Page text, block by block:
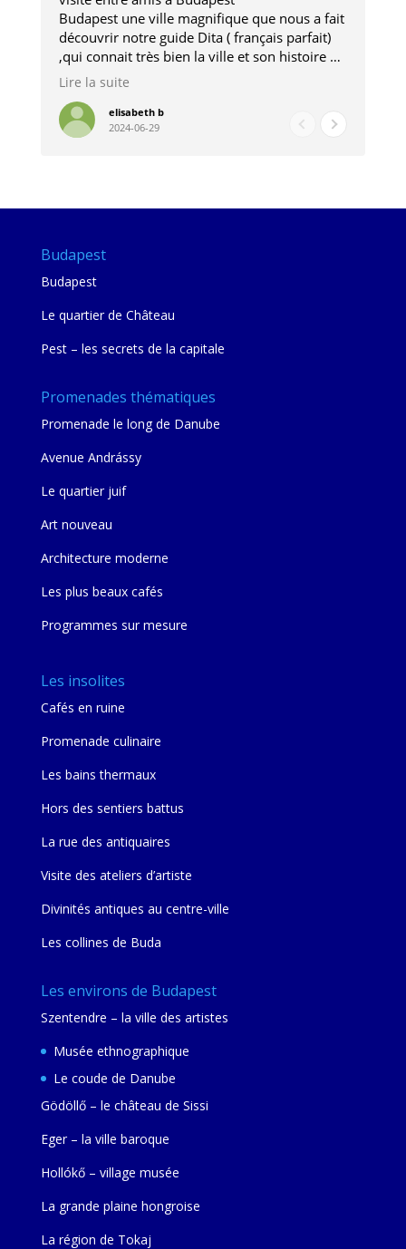
Budapest une ville magnifique que nous a fait
découvrir notre guide Dita ( français parfait)
,qui connait très bien la ville et son histoire et
qui nous a permis d'accéder à des lieux
pour les restaurants . A la fin de notre séjour
nous étions plus avec une amie qu' une guide
Lire la suite
elisabeth b
2024-06-29
Budapest
Budapest
Le quartier de Château
Pest – les secrets de la capitale
Promenades thématiques
Promenade le long de Danube
Avenue Andrássy
Le quartier juif
Art nouveau
Architecture moderne
Les plus beaux cafés
Programmes sur mesure
Les insolites
Cafés en ruine
Promenade culinaire
Les bains thermaux
Hors des sentiers battus
La rue des antiquaires
Visite des ateliers d’artiste
Divinités antiques au centre-ville
Les collines de Buda
Les environs de Budapest
Szentendre – la ville des artistes
Musée ethnographique
Le coude de Danube
Gödöllő – le château de Sissi
Eger – la ville baroque
Hollókő – village musée
La grande plaine hongroise
La région de Tokaj